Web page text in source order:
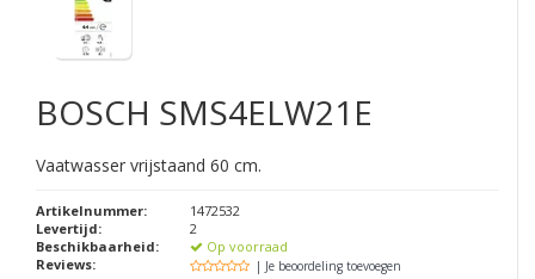
BOSCH SMS4ELW21E
Vaatwasser vrijstaand 60 cm.
Artikelnummer:
1472532
Levertijd:
2
Beschikbaarheid:
Op voorraad
Reviews:
| Je beoordeling toevoegen